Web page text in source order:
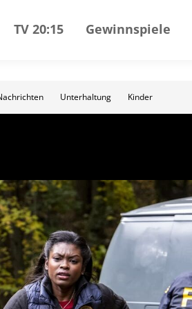
TV 20:15 Gewinnspiele
Unterhaltung Kinder